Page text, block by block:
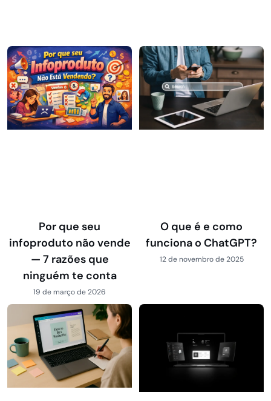
Por que seu
infoproduto não vende
— 7 razões que
ninguém te conta
19 de março de 2026
O que é e como
funciona o ChatGPT?
12 de novembro de 2025